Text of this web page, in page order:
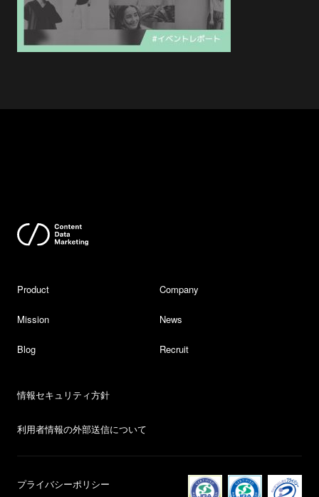
Product Company
Mission News
Blog Recruit
情報セキュリティ方針
利用者情報の外部送信について
プライバシーポリシー